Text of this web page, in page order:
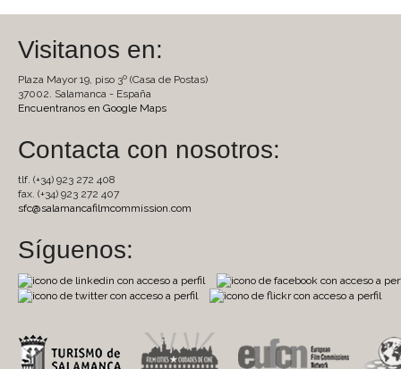
Visitanos en:
Plaza Mayor 19, piso 3º (Casa de Postas)
37002. Salamanca - España
Encuentranos en Google Maps
Contacta con nosotros:
tlf. (+34) 923 272 408
fax. (+34) 923 272 407
sfc@salamancafilmcommission.com
Síguenos: